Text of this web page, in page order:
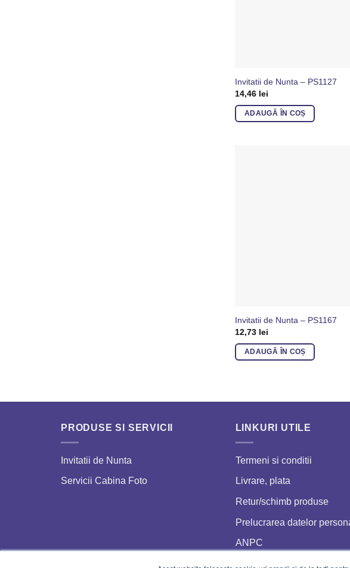
Invitatii de Nunta – PS1127
14,46 lei
ADAUGĂ ÎN COȘ
Invitatii de Nunta – PS1167
12,73 lei
ADAUGĂ ÎN COȘ
PRODUSE SI SERVICII
Invitatii de Nunta
Servicii Cabina Foto
LINKURI UTILE
Termeni si conditii
Livrare, plata
Retur/schimb produse
Prelucrarea datelor
ANPC